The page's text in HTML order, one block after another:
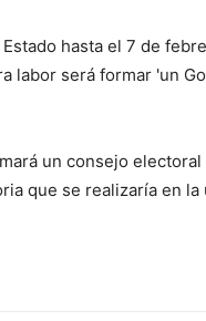
hasta el 7 de
labor será formar 'un
un consejo
que se realizaría en la